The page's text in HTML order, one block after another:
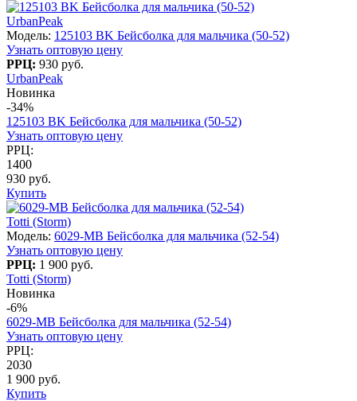
UrbanPeak
Модель: 125103 BK Бейсболка для мальчика (50-52)
Узнать оптовую цену
РРЦ: 930 руб.
UrbanPeak
Новинка
-34%
125103 BK Бейсболка для мальчика (50-52)
Узнать оптовую цену
РРЦ:
1400
930 руб.
Купить
Totti (Storm)
Модель: 6029-MB Бейсболка для мальчика (52-54)
Узнать оптовую цену
РРЦ: 1 900 руб.
Totti (Storm)
Новинка
-6%
6029-MB Бейсболка для мальчика (52-54)
Узнать оптовую цену
РРЦ:
2030
1 900 руб.
Купить